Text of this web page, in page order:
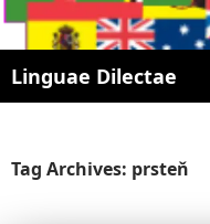
Linguae Dilectae
SKIP
Tag Archives: prsteň